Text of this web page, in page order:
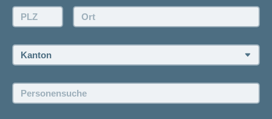
Offertanfrage
Rückruf anfordern
Offene Stellen
PLZ: Ort:
Kanton:
Personensuche: